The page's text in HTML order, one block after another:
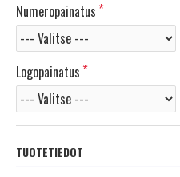
Numeropainatus
Logopainatus
TUOTETIEDOT